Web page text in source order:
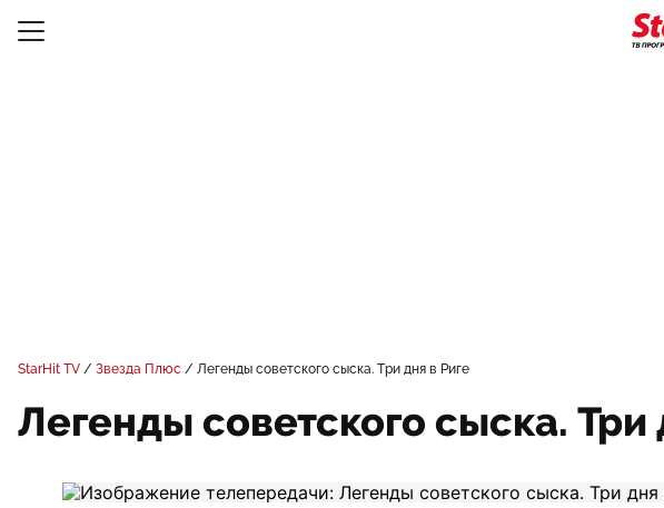
StarHit TV Звезда Плюс Легенды советского сыска. Три дня в Риге
Легенды советского сыска. Три